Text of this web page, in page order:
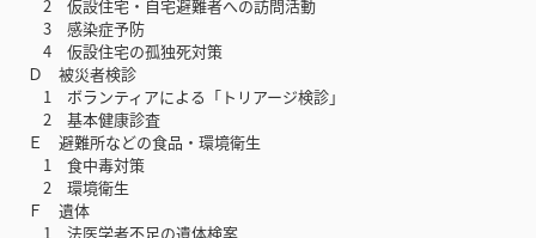
2 仮設住宅・自宅避難者への訪問活動
3 感染症予防
4 仮設住宅の孤独死対策
Ｄ 被災者検診
1 ボランティアによる「トリアージ検診」
2 基本健康診査
Ｅ 避難所などの食品・環境衛生
1 食中毒対策
2 環境衛生
Ｆ 遺体
1 法医学者不足の遺体検案